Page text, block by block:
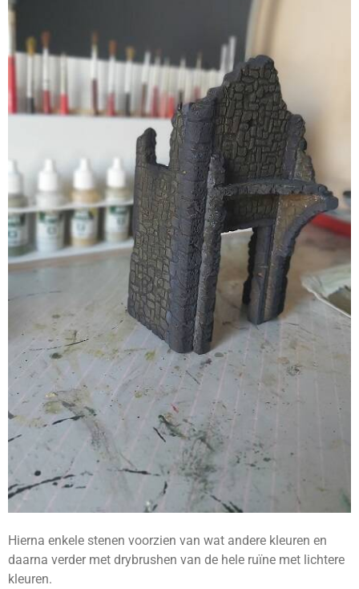
Hierna enkele stenen voorzien van wat andere kleuren en
daarna verder met drybrushen van de hele ruïne met lichtere
kleuren.